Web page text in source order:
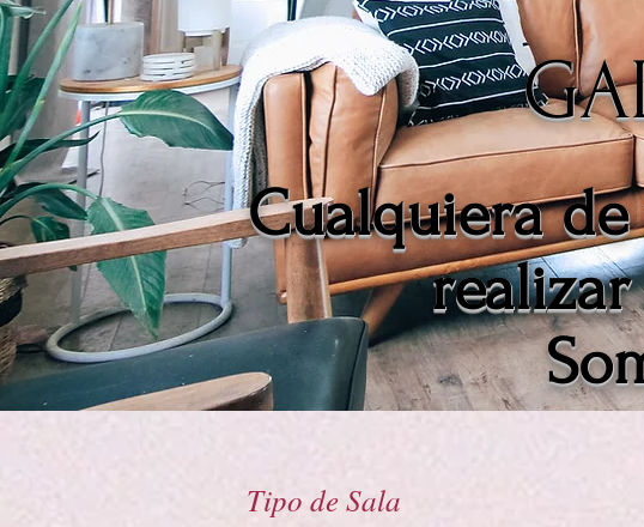
Cualquiera
Tipo de Sala